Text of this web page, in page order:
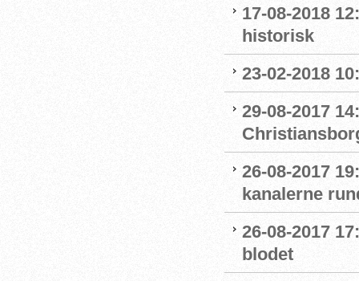
17-08-2018
historisk
23-02-2018
29-08-2017
26-08-2017
kanalerne
26-08-2017
blodet